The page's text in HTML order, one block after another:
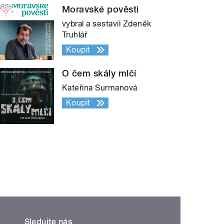
Moravské pověsti
vybral a sestavil Zdeněk
Truhlář
Koupit
O čem skály mlčí
Kateřina Surmanová
Koupit
Sledujte nás